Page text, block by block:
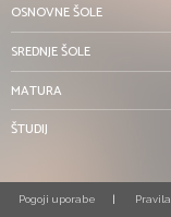
OSNOVNE ŠOLE
SREDNJE ŠOLE
MATURA
ŠTUDIJ
Pogoji uporabe Pravila